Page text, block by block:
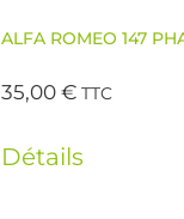
ALFA ROMEO 147
35,00€ TTC
Détails